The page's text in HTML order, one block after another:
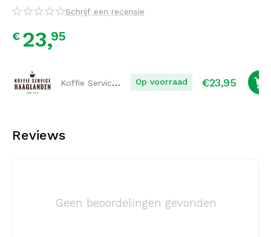
Schrijf een recensie
€ 23,95
Koffie Service Haaglanden Op voorraad €23,95
Reviews
Geen beoordelingen gevonden